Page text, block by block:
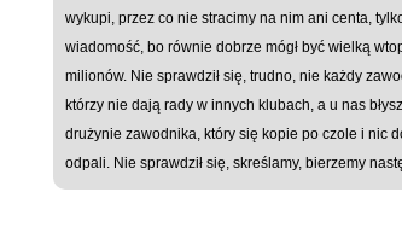
wykupi, przez co nie stracimy na nim ani centa,
wiadomość, bo równie dobrze mógł być wielką
milionów. Nie sprawdził się, trudno, nie każdy
którzy nie dają rady w innych klubach, a u nas
drużynie zawodnika, który się kopie po czole i nic
odpali. Nie sprawdził się, skreślamy, bierzemy